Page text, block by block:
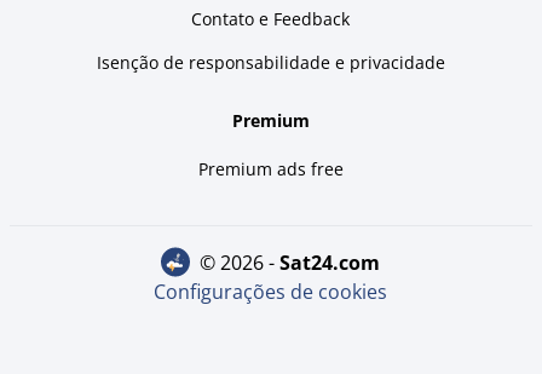
Contato e Feedback
Isenção de responsabilidade e privacidade
Premium
Premium ads free
© 2026 - sat24.com
Configurações de cookies